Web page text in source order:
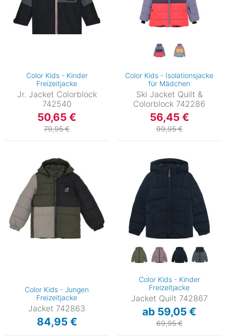
Color Kids - Kinder
Freizeitjacke
Jr. Jacket Colorblock
742540
50,65 €
79,95 €
Color Kids - Isolationsjacke
für Mädchen
Ski Jacket Quilt &
Colorblock 742286
56,45 €
99,95 €
Color Kids - Jungen
Freizeitjacke
Jacket 742863
84,95 €
Color Kids - Kinder
Freizeitjacke
Jacket Quilt 742867
ab 59,05 €
69,95 €